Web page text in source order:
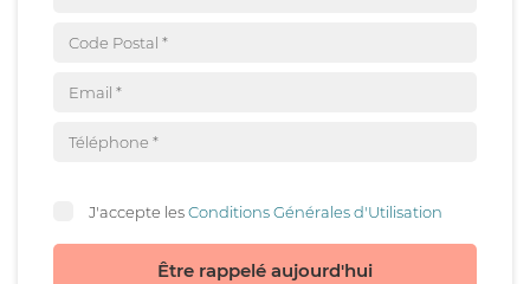
J'accepte lesConditions Générales d'Utilisation
Être rappelé aujourd'hui